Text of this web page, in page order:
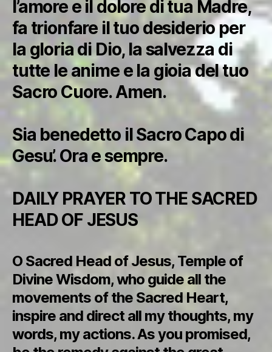
l’amore e il dolore di tua Madre,
fa trionfare il tuo desiderio per
la gloria di Dio, la salvezza di
tutte le anime e la gioia del tuo
Sacro Cuore. Amen.
Sia benedetto il Sacro Capo di
Gesu’. Ora e sempre.
DAILY PRAYER TO THE SACRED
HEAD OF JESUS
O Sacred Head of Jesus, Temple of
Divine Wisdom, who guide all the
movements of the Sacred Heart,
inspire and direct all my thoughts, my
words, my actions. As you promised,